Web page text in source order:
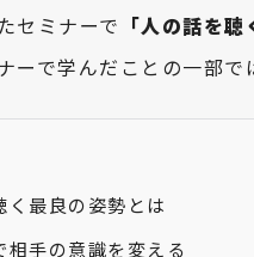
セミナーで 「人の話を聴
ーで学んだことの一部で
く最良の姿勢とは
相手の意識を変える